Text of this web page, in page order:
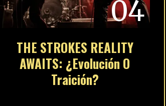
04
THE STROKES REALITY
AWAITS: ¿Evolución O
Traición?